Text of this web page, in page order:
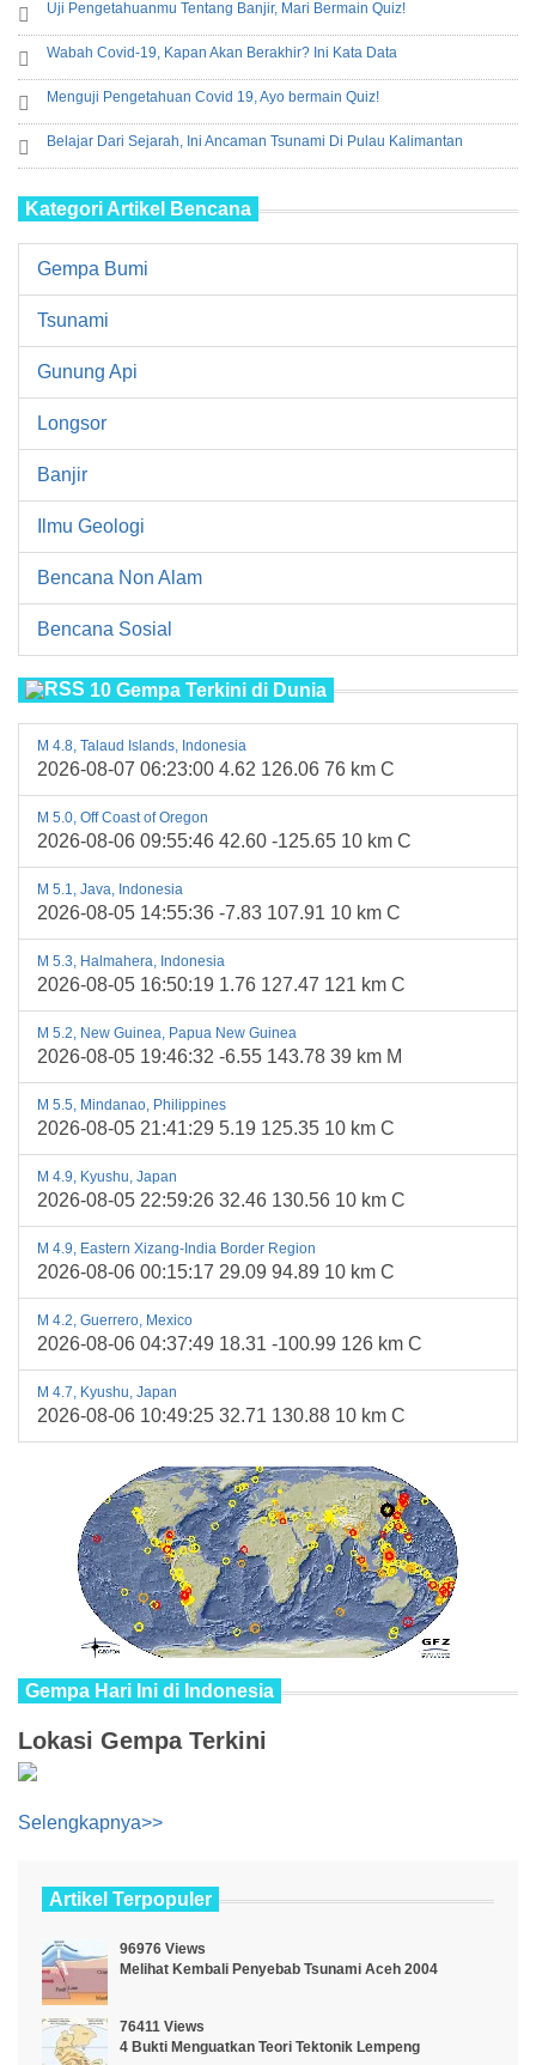
Uji Pengetahuanmu Tentang Banjir, Mari Bermain Quiz!
Wabah Covid-19, Kapan Akan Berakhir? Ini Kata Data
Menguji Pengetahuan Covid 19, Ayo bermain Quiz!
Belajar Dari Sejarah, Ini Ancaman Tsunami Di Pulau Kalimantan
Kategori Artikel Bencana
Gempa Bumi
Tsunami
Gunung Api
Longsor
Banjir
Ilmu Geologi
Bencana Non Alam
Bencana Sosial
10 Gempa Terkini di Dunia
M 4.8, Talaud Islands, Indonesia
2026-08-07 06:23:00 4.62 126.06 76 km C
M 5.0, Off Coast of Oregon
2026-08-06 09:55:46 42.60 -125.65 10 km C
M 5.1, Java, Indonesia
2026-08-05 14:55:36 -7.83 107.91 10 km C
M 5.3, Halmahera, Indonesia
2026-08-05 16:50:19 1.76 127.47 121 km C
M 5.2, New Guinea, Papua New Guinea
2026-08-05 19:46:32 -6.55 143.78 39 km M
M 5.5, Mindanao, Philippines
2026-08-05 21:41:29 5.19 125.35 10 km C
M 4.9, Kyushu, Japan
2026-08-05 22:59:26 32.46 130.56 10 km C
M 4.9, Eastern Xizang-India Border Region
2026-08-06 00:15:17 29.09 94.89 10 km C
M 4.2, Guerrero, Mexico
2026-08-06 04:37:49 18.31 -100.99 126 km C
M 4.7, Kyushu, Japan
2026-08-06 10:49:25 32.71 130.88 10 km C
Gempa Hari Ini di Indonesia
Lokasi Gempa Terkini
Selengkapnya>>
Artikel Terpopuler
96976 Views
Melihat Kembali Penyebab Tsunami Aceh 2004
76411 Views
4 Bukti Menguatkan Teori Tektonik Lempeng